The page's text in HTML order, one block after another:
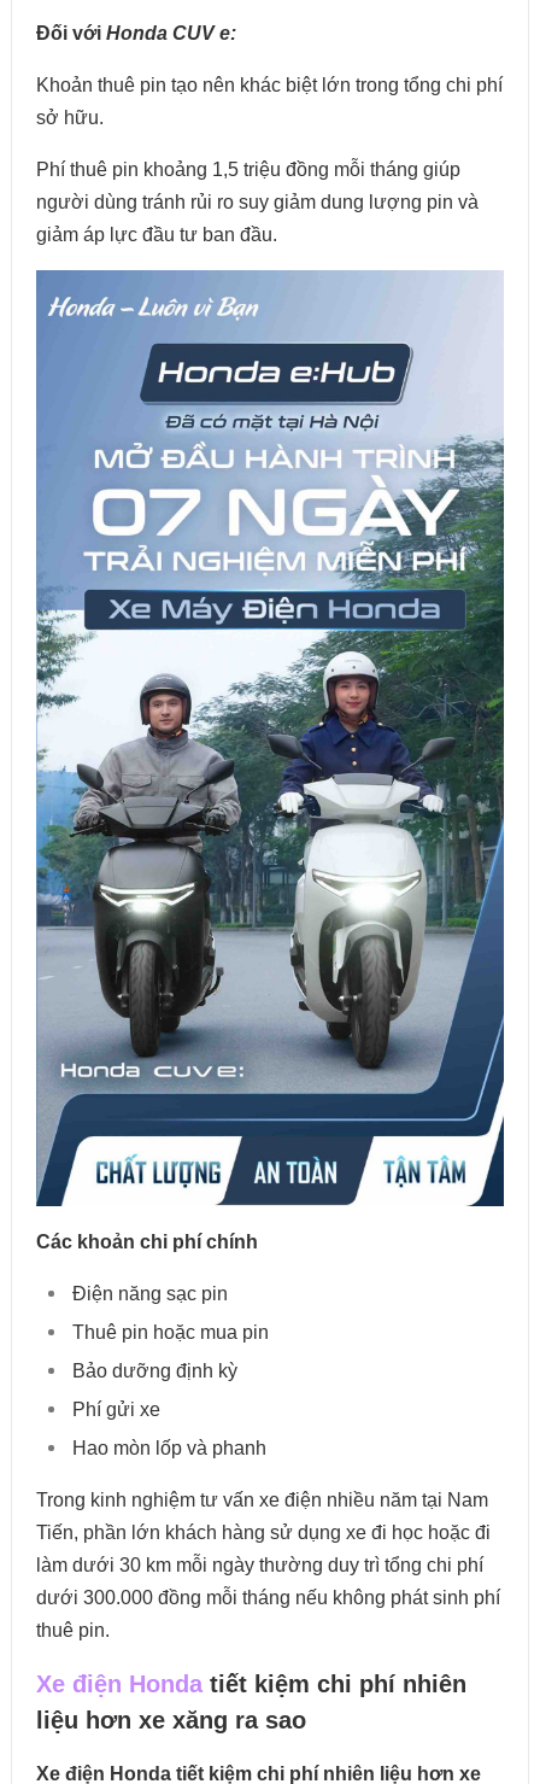
Đối với Honda CUV e:
Khoản thuê pin tạo nên khác biệt lớn trong tổng chi phí
sở hữu.
Phí thuê pin khoảng 1,5 triệu đồng mỗi tháng giúp
người dùng tránh rủi ro suy giảm dung lượng pin và
giảm áp lực đầu tư ban đầu.
Các khoản chi phí chính
Điện năng sạc pin
Thuê pin hoặc mua pin
Bảo dưỡng định kỳ
Phí gửi xe
Hao mòn lốp và phanh
Trong kinh nghiệm tư vấn xe điện nhiều năm tại Nam
Tiến, phần lớn khách hàng sử dụng xe đi học hoặc đi
làm dưới 30 km mỗi ngày thường duy trì tổng chi phí
dưới 300.000 đồng mỗi tháng nếu không phát sinh phí
thuê pin.
Xe điện Honda tiết kiệm chi phí nhiên
liệu hơn xe xăng ra sao
Xe điện Honda tiết kiệm chi phí nhiên liệu hơn xe